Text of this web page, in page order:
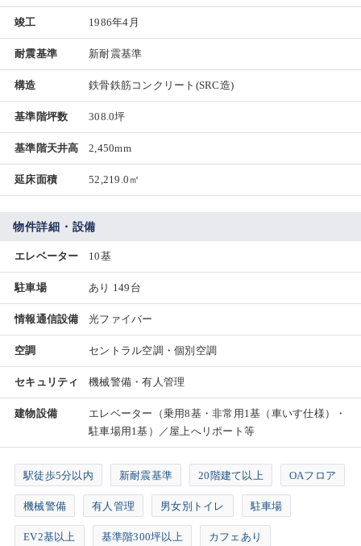
竣工 1986年4月
耐震基準 新耐震基準
構造 鉄骨鉄筋コンクリート(SRC造)
基準階坪数 308.0坪
基準階天井高 2,450mm
延床面積 52,219.0㎡
物件詳細・設備
エレベーター 10基
駐車場 あり 149台
情報通信設備 光ファイバー
空調 セントラル空調・個別空調
セキュリティ 機械警備・有人管理
建物設備
エレベーター（乗用8基・非常用1基（車いす仕様）・
駐車場用1基）／屋上へリポート等
駅徒歩5分以内 新耐震基準 20階建て以上 OAフロア
機械警備 有人管理 男女別トイレ 駐車場
EV2基以上 基準階300坪以上 カフェあり